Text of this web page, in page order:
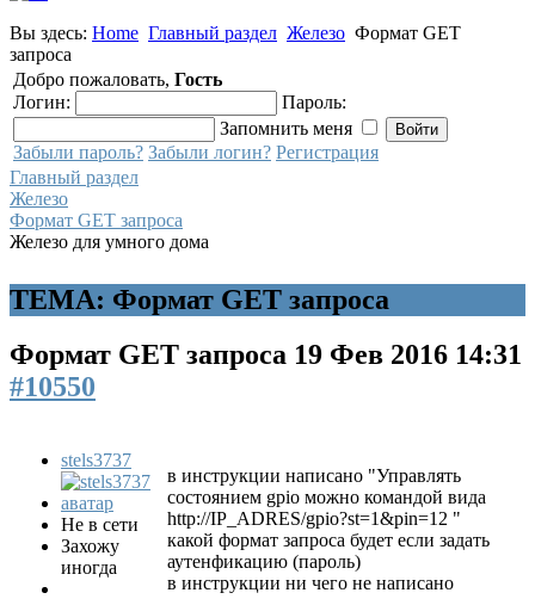
Вы здесь: Home Главный раздел Железо Формат GET
запроса
Добро пожаловать, Гость
Логин:
Пароль:
Запомнить меня
Забыли пароль? Забыли логин? Регистрация
Главный раздел
Железо
Формат GET запроса
Железо для умного дома
ТЕМА: Формат GET запроса
Формат GET запроса 19 Фев 2016 14:31
#10550
stels3737
Не в сети
Захожу
иногда
в инструкции написано "Управлять
состоянием gpio можно командой вида
http://IP_ADRES/gpio?st=1&pin=12 "
какой формат запроса будет если задать
аутенфикацию (пароль)
в инструкции ни чего не написано